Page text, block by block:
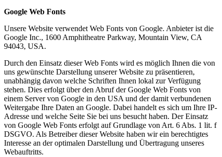
Google Web Fonts
Unsere Website verwendet Web Fonts von Google. Anbieter ist die
Google Inc., 1600 Amphitheatre Parkway, Mountain View, CA
94043, USA.
Durch den Einsatz dieser Web Fonts wird es möglich Ihnen die von
uns gewünschte Darstellung unserer Website zu präsentieren,
unabhängig davon welche Schriften Ihnen lokal zur Verfügung
stehen. Dies erfolgt über den Abruf der Google Web Fonts von
einem Server von Google in den USA und der damit verbundenen
Weitergabe Ihre Daten an Google. Dabei handelt es sich um Ihre IP-
Adresse und welche Seite Sie bei uns besucht haben. Der Einsatz
von Google Web Fonts erfolgt auf Grundlage von Art. 6 Abs. 1 lit. f
DSGVO. Als Betreiber dieser Website haben wir ein berechtigtes
Interesse an der optimalen Darstellung und Übertragung unseres
Webauftritts.